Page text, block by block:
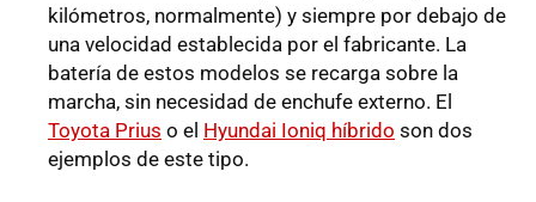
kilómetros, normalmente) y siempre por debajo de
una velocidad establecida por el fabricante. La
batería de estos modelos se recarga sobre la
marcha, sin necesidad de enchufe externo. El
Toyota Prius o el Hyundai Ioniq híbrido son dos
ejemplos de este tipo.